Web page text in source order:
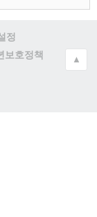
정
보호정책
▲